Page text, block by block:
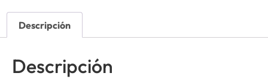
Descripción
Descripción